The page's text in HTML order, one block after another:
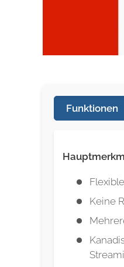
Funktionen
Keine